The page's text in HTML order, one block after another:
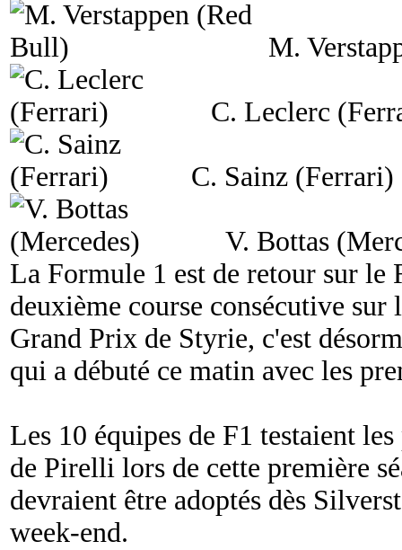
M.
C. Leclerc
C. Sainz (Ferrari)
V. Bottas
La Formule 1 est de retour sur le
deuxième course consécutive
Grand Prix de Styrie, c'est
qui a débuté ce matin avec les
Les 10 équipes de F1 testaient
de Pirelli lors de cette première
devraient être adoptés dès
week-end.